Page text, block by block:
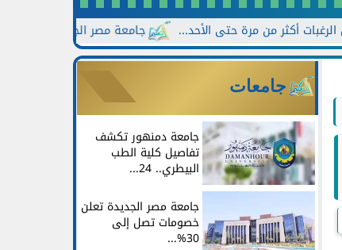
جامعة مصر الجديدة تعلن خصومات تصل إلى 30% للطلاب الجدد
جامعات
جامعة دمنهور تكشف
تفاصيل كلية الطب
البيطري.. 24...
جامعة مصر الجديدة تعلن
خصومات تصل إلى
30%...